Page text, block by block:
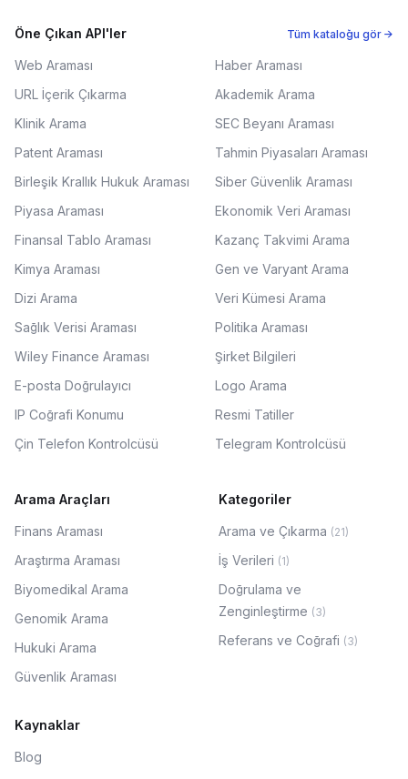
Öne Çıkan API'ler Tüm kataloğu gör →
Web Araması
Haber Araması
URL İçerik Çıkarma
Akademik Arama
Klinik Arama
SEC Beyanı Araması
Patent Araması
Tahmin Piyasaları Araması
Birleşik Krallık Hukuk Araması
Siber Güvenlik Araması
Piyasa Araması
Ekonomik Veri Araması
Finansal Tablo Araması
Kazanç Takvimi Arama
Kimya Araması
Gen ve Varyant Arama
Dizi Arama
Veri Kümesi Arama
Sağlık Verisi Araması
Politika Araması
Wiley Finance Araması
Şirket Bilgileri
E-posta Doğrulayıcı
Logo Arama
IP Coğrafi Konumu
Resmi Tatiller
Çin Telefon Kontrolcüsü
Telegram Kontrolcüsü
Arama Araçları
Finans Araması
Araştırma Araması
Biyomedikal Arama
Genomik Arama
Hukuki Arama
Güvenlik Araması
Kategoriler
Arama ve Çıkarma (21)
İş Verileri (1)
Doğrulama ve
Zenginleştirme (3)
Referans ve Coğrafi (3)
Kaynaklar
Blog